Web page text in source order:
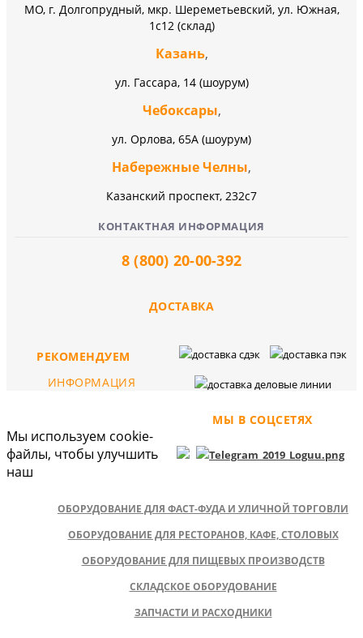
МО, г. Долгопрудный, мкр. Шереметьевский, ул. Южная,
1с12 (склад)
Казань,
ул. Гассара, 14 (шоурум)
Чебоксары,
ул. Орлова, 65А (шоурум)
Набережные Челны,
Казанский проспект, 232c7
КОНТАКТНАЯ ИНФОРМАЦИЯ
8 (800) 20-00-392
ДОСТАВКА
МЫ В СОЦСЕТЯХ
РЕКОМЕНДУЕМ
ОБОРУДОВАНИЕ ДЛЯ ФАСТ-ФУДА И УЛИЧНОЙ ТОРГОВЛИ
ОБОРУДОВАНИЕ ДЛЯ РЕСТОРАНОВ, КАФЕ, СТОЛОВЫХ
ОБОРУДОВАНИЕ ДЛЯ ПИЩЕВЫХ ПРОИЗВОДСТВ
СКЛАДСКОЕ ОБОРУДОВАНИЕ
ЗАПЧАСТИ И РАСХОДНИКИ
ИНФОРМАЦИЯ
Мы используем cookie-
файлы, чтобы улучшить
наш